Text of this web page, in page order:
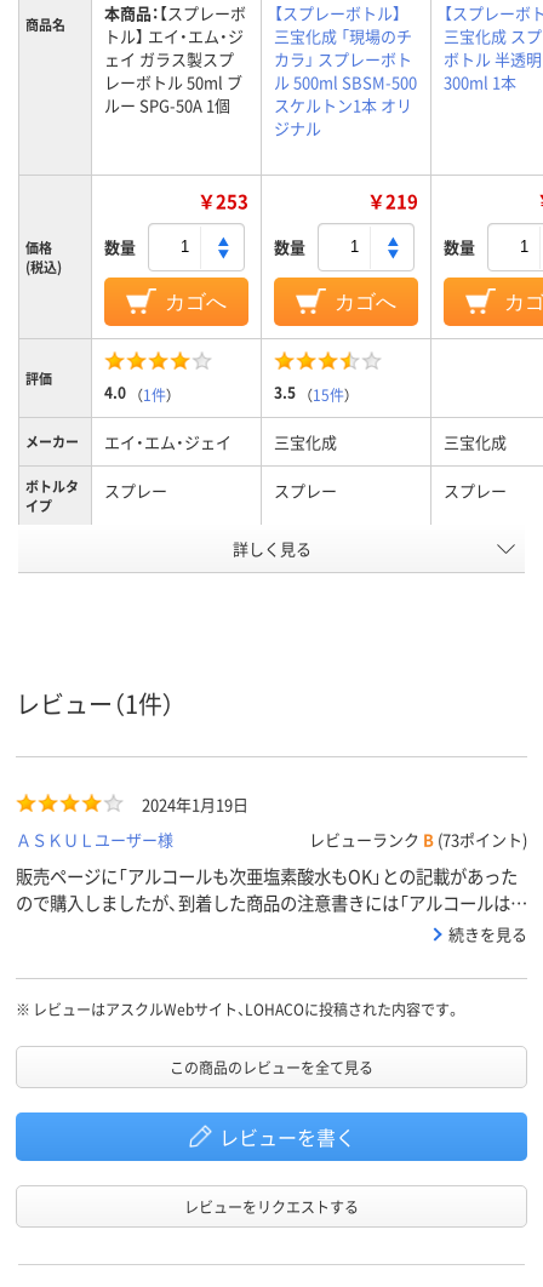
商品名 本商品：【スプレーボ
トル】 エイ・エム・ジ
ェイ ガラス製スプ
レーボトル 50ml ブ
ルー SPG-50A 1個
【スプレーボトル】
三宝化成 「現場のチ
カラ」 スプレーボト
ル 500ml SBSM-500
スケルトン1本 オリ
ジナル
【スプレーボ
三宝化成 ス
ボトル 半透明
300ml 1本
価格
(税込)
￥253
数量
カゴへ
￥219
数量
カゴへ
数量
カ
評価
4.0 （1件） 3.5 （15件）
メーカー エイ・エム・ジェイ 三宝化成 三宝化成
ボトルタ
イプ
スプレー スプレー スプレー
ループ
ホワイト系
クリア(透明
系
詳しく見る
レビュー（1件）
2024年1月19日
ＡＳＫＵＬユーザー様
レビューランク B (73ポイント)
販売ページに「アルコールも次亜塩素酸水もOK」との記載があった
ので購入しましたが、到着した商品の注意書きには「アルコールは入
れないでください」（要約）との記載があります。おそらく注意書き
てください。商品自体の品質は可不可なく普通です。
続きを見る
※ レビューはアスクルWebサイト、LOHACOに投稿された内容です。
この商品のレビューを全て見る
レビューを書く
レビューをリクエストする